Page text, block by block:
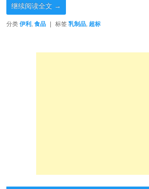
继续阅读全文 →
分类 伊利 ,食品 标签 乳制品,超标